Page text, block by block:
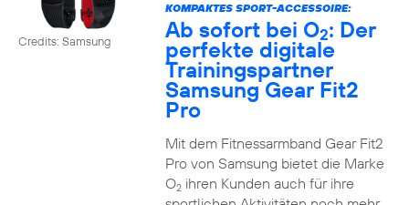
Credits: Samsung
KOMPAKTES SPORT-ACCESSOIRE:
Ab sofort bei O2: Der
perfekte digitale
Trainingspartner
Samsung Gear Fit2
Pro
Mit dem Fitnessarmband Gear Fit2
Pro von Samsung bietet die Marke
O2ihren Kunden auch für ihre